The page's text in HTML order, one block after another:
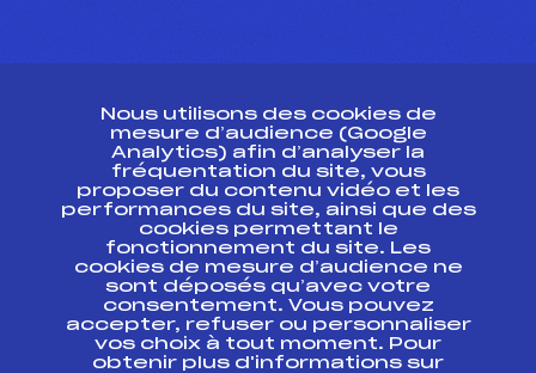
Ressources
Pass’Neige
Projet sportif fédéral
Projet de performance fédéral
Antidopage
Pôle Développement, Formation, Suivi
Scientifique
Listes ministérielles
Nous utilisons des cookies de
mesure d’audience (Google
Analytics) afin d’analyser la
fréquentation du site, vous
proposer du contenu vidéo et les
performances du site, ainsi que des
cookies permettant le
fonctionnement du site. Les
cookies de mesure d’audience ne
sont déposés qu’avec votre
consentement. Vous pouvez
accepter, refuser ou personnaliser
vos choix à tout moment. Pour
obtenir plus d'informations sur